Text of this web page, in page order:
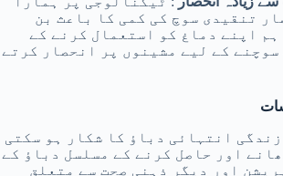
تنقیدی سوچ کی کمی کا باعث بن
اپنے دماغ کو استعمال کرنے کے
سوچنے کے لیے مشینوں پر انحصار کرتے
انتہائی دباؤ کا شکار ہو سکتی
اور حاصل کرنے کے مسلسل دباؤ کے
اور دیگر ذہنی صحت سے متعلق